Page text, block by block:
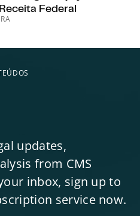
Federal
updates,
from CMS
inbox, sign up to
service now.